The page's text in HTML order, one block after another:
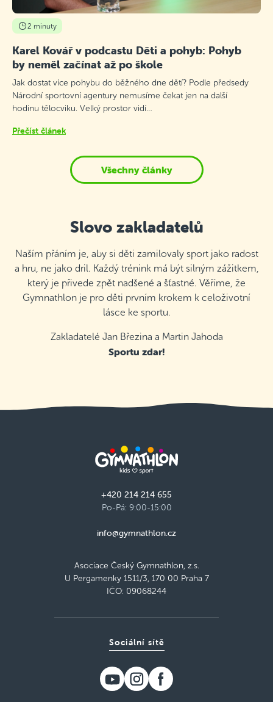
2 minuty
Karel Kovář v podcastu Děti a pohyb: Pohyb
by neměl začínat až po škole
Jak dostat více pohybu do běžného dne dětí? Podle předsedy
Národní sportovní agentury nemusíme čekat jen na další
hodinu tělocviku. Velký prostor vidí…
Přečíst článek
Všechny články
Slovo zakladatelů
Naším přáním je, aby si děti zamilovaly sport jako radost
a hru, ne jako dril. Každý trénink má být silným zážitkem,
který je přivede zpět nadšené a šťastné. Věříme, že
Gymnathlon je pro děti prvním krokem k celoživotní
lásce ke sportu.
Zakladatelé Jan Březina a Martin Jahoda
Sportu zdar!
+420 214 214 655
Po-Pá: 9:00-15:00
info@gymnathlon.cz
Asociace Český Gymnathlon, z.s.
U Pergamenky 1511/3, 170 00 Praha 7
IČO: 09068244
Sociální sítě